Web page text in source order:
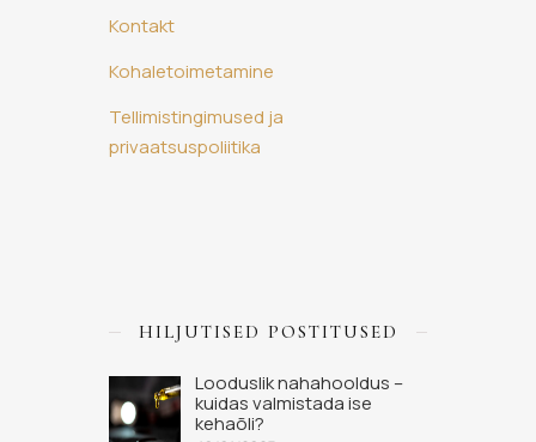
Kontakt
Kohaletoimetamine
Tellimistingimused ja
privaatsuspoliitika
HILJUTISED POSTITUSED
Looduslik nahahooldus –
kuidas valmistada ise
kehaõli?